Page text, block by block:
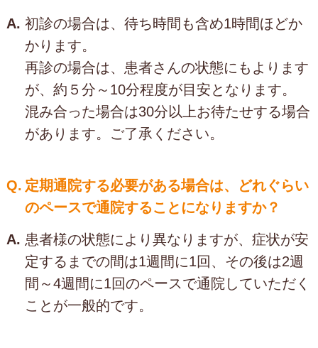
A. 初診の場合は、待ち時間も含め1時間ほどか
かります。
再診の場合は、患者さんの状態にもよります
が、約５分～10分程度が目安となります。
混み合った場合は30分以上お待たせする場合
があります。ご了承ください。
Q. 定期通院する必要がある場合は、どれぐらい
のペースで通院することになりますか？
A. 患者様の状態により異なりますが、症状が安
定するまでの間は1週間に1回、その後は2週
間～4週間に1回のペースで通院していただく
ことが一般的です。